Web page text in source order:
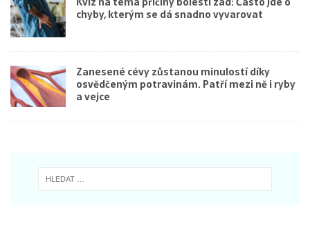
chyby, kterým se dá snadno vyvarovat
Zanesené cévy zůstanou minulostí díky
osvědčeným potravinám. Patří mezi ně i ryby
a vejce